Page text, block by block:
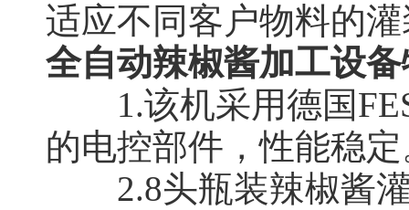
适应不同客户物料的
全自动辣椒酱加工设
1.该机采用德国
的电控部件，性能稳
2.8头瓶装辣椒酱灌